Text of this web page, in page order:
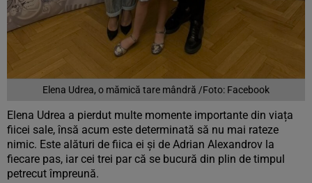
Elena Udrea, o mămică tare mândră /Foto: Facebook
Elena Udrea a pierdut multe momente importante din viața
fiicei sale, însă acum este determinată să nu mai rateze
nimic. Este alături de fiica ei și de Adrian Alexandrov la
fiecare pas, iar cei trei par că se bucură din plin de timpul
petrecut împreună.